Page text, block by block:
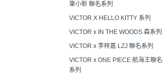
筆小新 聯名系列
VICTOR X HELLO KITTY 系列
VICTOR x IN THE WOODS 森系列
VICTOR x 李梓嘉 LZJ 聯名系列
VICTOR x ONE PIECE 航海王聯名
系列